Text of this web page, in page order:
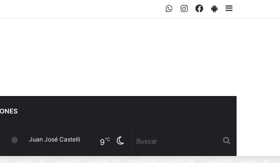
PlayStore
Facebook
Instagram
WhatsApp
Cambiar
Juan José Castelli 9℃